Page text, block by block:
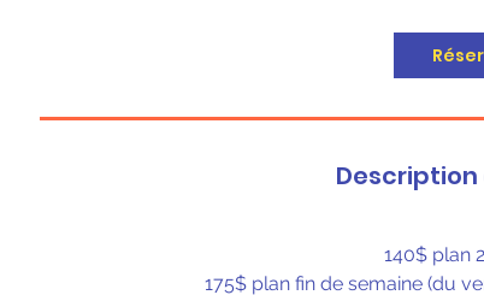
140$ plan
175$ plan fin de semaine (du